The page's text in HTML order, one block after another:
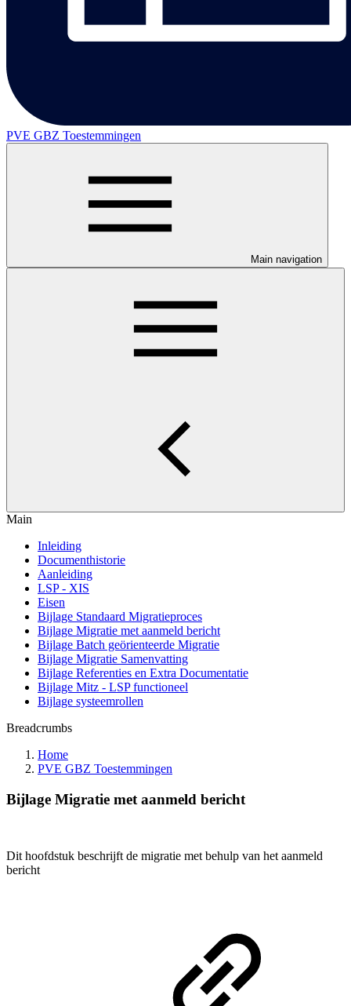
PVE GBZ Toestemmingen
Main navigation
Main
Inleiding
Documenthistorie
Aanleiding
LSP - XIS
Eisen
Bijlage Standaard Migratieproces
Bijlage Migratie met aanmeld bericht
Bijlage Batch geörienteerde Migratie
Bijlage Migratie Samenvatting
Bijlage Referenties en Extra Documentatie
Bijlage Mitz - LSP functioneel
Bijlage systeemrollen
Breadcrumbs
Home
PVE GBZ Toestemmingen
Bijlage Migratie met aanmeld bericht
Dit hoofdstuk beschrijft de migratie met behulp van het aanmeld
bericht